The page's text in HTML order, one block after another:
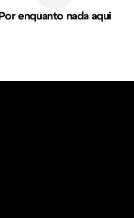
Por enquanto nada aqui